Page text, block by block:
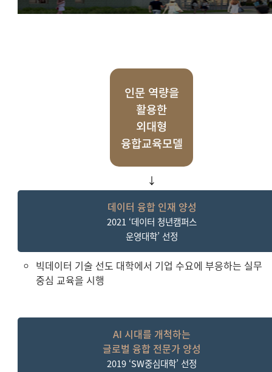
인문 역량을
활용한
외대형
융합교육모델
↓
데이터 융합 인재 양성
2021 ‘데이터 청년캠퍼스
운영대학’ 선정
빅데이터 기술 선도 대학에서 기업 수요에 부응하는 실무
중심 교육을 시행
AI 시대를 개척하는
글로벌 융합 전문가 양성
2019 ‘SW중심대학’ 선정